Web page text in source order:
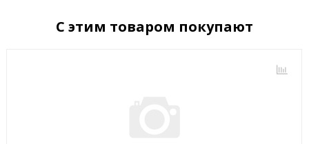
С этим товаром покупают